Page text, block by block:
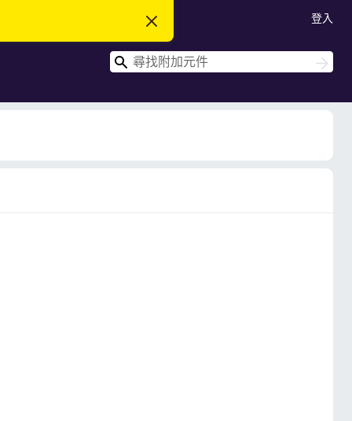
忽
此
通
知
登入
搜
搜
尋